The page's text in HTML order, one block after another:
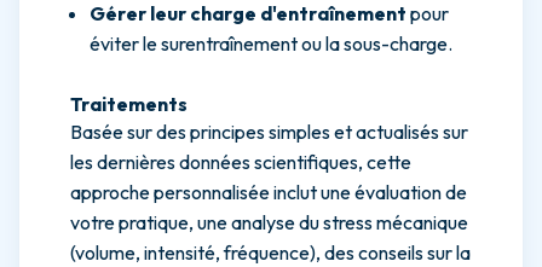
Gérer leur charge d'entraînement pour
éviter le surentraînement ou la sous-charge.
Traitements
Basée sur des principes simples et actualisés sur
les dernières données scientifiques, cette
approche personnalisée inclut une évaluation de
votre pratique, une analyse du stress mécanique
(volume, intensité, fréquence), des conseils sur la